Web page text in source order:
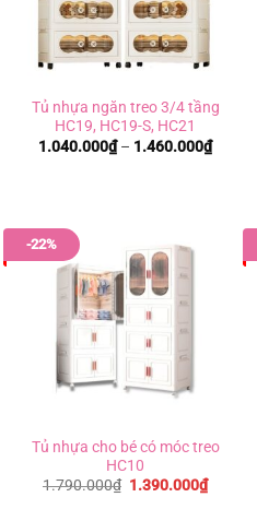
Tủ nhựa ngăn treo 3/4 tầng
HC19, HC19-S, HC21
1.040.000₫ – 1.460.000₫Khoảng
giá:
-22%
Tủ nhựa cho bé có móc treo
HC10
1.790.000₫ Giá
1.390.000₫Giá
hiện